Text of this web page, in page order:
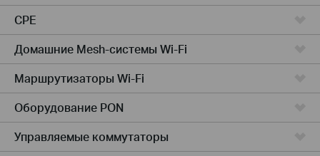
CPE
Домашние Mesh-системы Wi-Fi
Маршрутизаторы Wi-Fi
Оборудование PON
Управляемые коммутаторы